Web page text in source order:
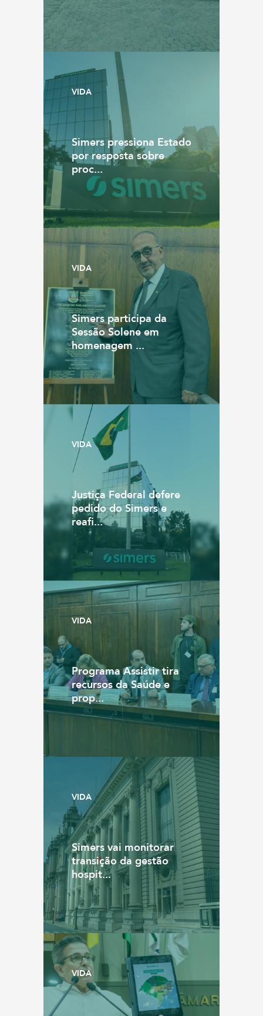
VIDA
Simers pressiona Estado
por resposta sobre
proc...
VIDA
Simers participa da
Sessão Solene em
homenagem ...
VIDA
Justiça Federal defere
pedido do Simers e
reafi...
VIDA
Programa Assistir tira
recursos da Saúde e
prop...
VIDA
Simers vai monitorar
transição da gestão
hospit...
VIDA